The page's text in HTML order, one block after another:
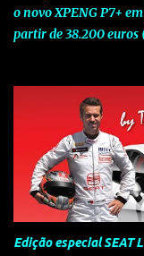
o novo XPENG P7+
partir de 38.200 euros
num momento
mobilidade baseada
inteligência.
futuro e otimizado
P7+ combina uma
de referência no
respondendo às
compromisso de
Edição especial SEAT